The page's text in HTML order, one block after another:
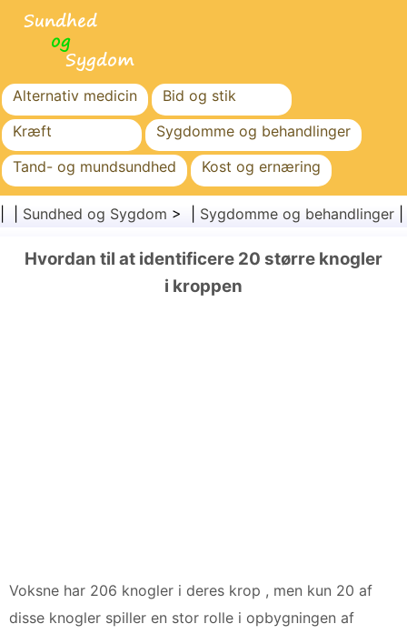
Alternativ medicin
Bid og stik
Kræft
Sygdomme og behandlinger
Tand- og mundsundhed
Kost og ernæring
Familiesundhed
Sundhedssektoren
Sundhed og Sygdom > | Sygdomme og behandlinger
Hvordan til at identificere 20 større knogler
i kroppen
Voksne har 206 knogler i deres krop , men kun 20 af
disse knogler spiller en stor rolle i opbygningen af ​​